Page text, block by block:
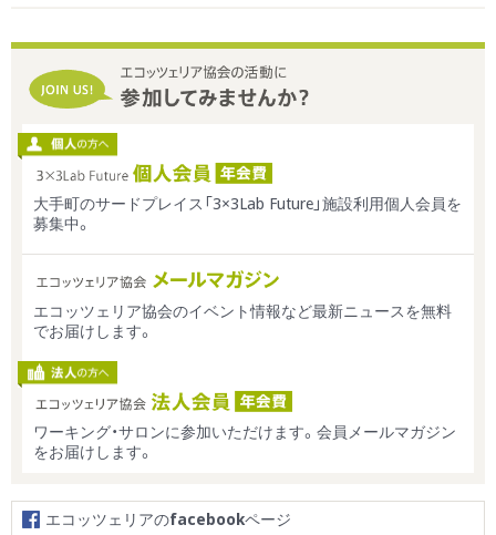
大手町のサードプレイス「3×3Lab Future」施設利用個人会員を
募集中。
エコッツェリア協会のイベント情報など最新ニュースを無料
でお届けします。
ワーキング・サロンに参加いただけます。会員メールマガジン
をお届けします。
エコッツェリアのfacebookページ